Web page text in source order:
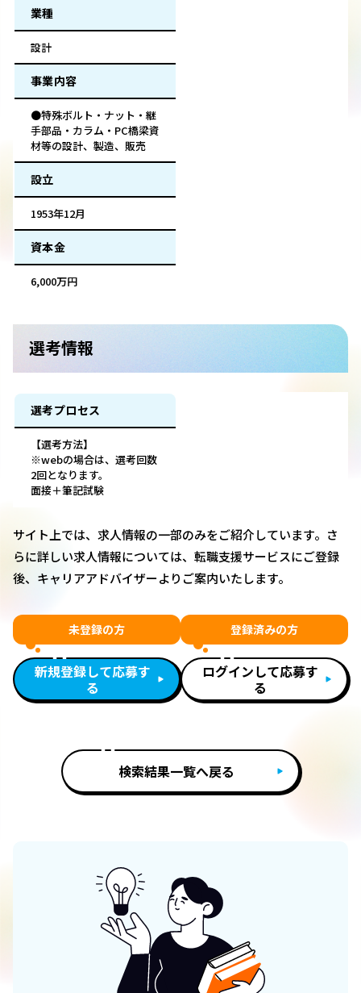
業種
設計
事業内容
●特殊ボルト・ナット・継
手部品・カラム・PC橋梁資
材等の設計、製造、販売
設立
1953年12月
資本金
6,000万円
選考情報
選考プロセス
【選考方法】
※webの場合は、選考回数
2回となります。
面接＋筆記試験
サイト上では、求人情報の一部のみをご紹介しています。さ
らに詳しい求人情報については、転職支援サービスにご登録
後、キャリアアドバイザーよりご案内いたします。
未登録の方
新規登録して応募す
る
登録済みの方
ログインして応募す
る
検索結果一覧へ戻る